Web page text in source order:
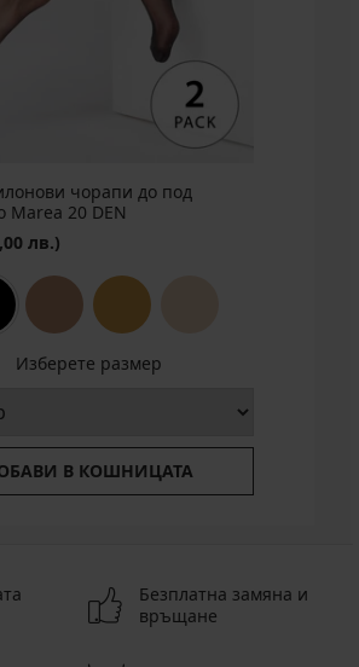
чорапи до под
Marea 20 DEN
лв.)
Изберете размер
В КОШНИЦАТА
Безплатна замяна и
връщане